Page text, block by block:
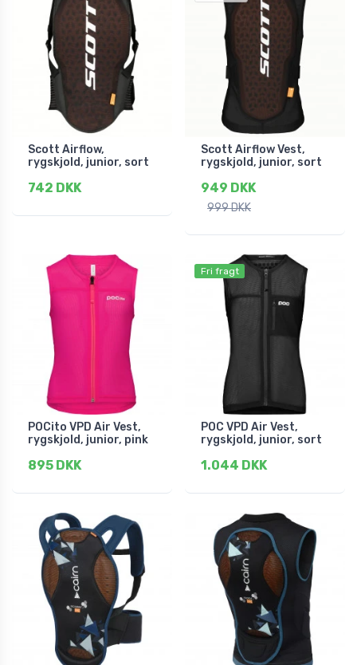
Scott Airflow,
rygskjold, junior, sort
742 DKK
Scott Airflow Vest,
rygskjold, junior, sort
949 DKK
999 DKK
POCito VPD Air Vest,
rygskjold, junior, pink
895 DKK
Fri fragt
POC VPD Air Vest,
rygskjold, junior, sort
1.044 DKK